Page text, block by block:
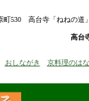
8/18
5/26
町530 高台寺「ねねの道
高台
おしながき 京料理のはな